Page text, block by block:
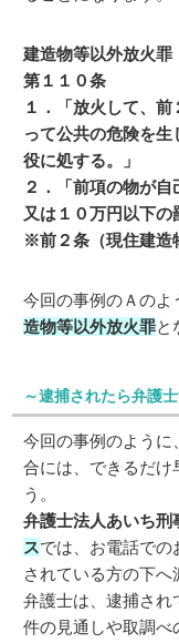
建造物等以外放火罪
第１１０条
１．「放火して、
って公共の危険を
役に処する。」
２．「前項の物が
又は１０万円以下の
※前２条（現住建造
今回の事例のＡのよ
造物等以外放火罪と
～逮捕されたら弁護
今回の事例のように
合には、できるだけ
う。
弁護士法人あいち刑
スでは、お電話で
されている方の下へ
弁護士は、逮捕され
件の見通しや取調べ